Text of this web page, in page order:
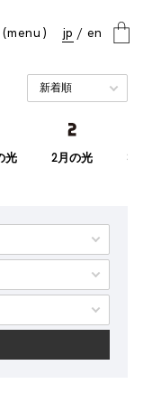
menu
jp en
光 2月の光 3月